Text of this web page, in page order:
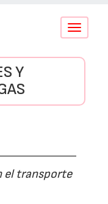
Conmutar
Y
el transporte